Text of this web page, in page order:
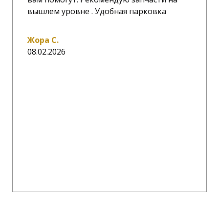
вышлем уровне . Удобная парковка
Жора С.
08.02.2026